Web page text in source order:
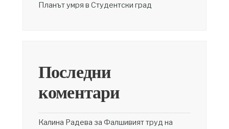
Планът умря в Студентски град
Последни
коментари
Калина Радева за Фалшивият труд на